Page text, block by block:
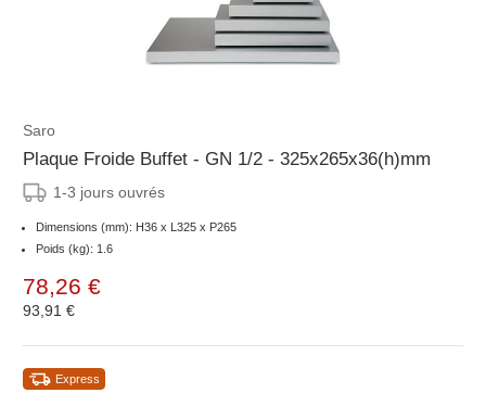
Saro
Plaque Froide Buffet - GN 1/2 - 325x265x36(h)mm
1-3 jours ouvrés
Dimensions (mm): H36 x L325 x P265
Poids (kg): 1.6
78,26 €
93,91 €
Express